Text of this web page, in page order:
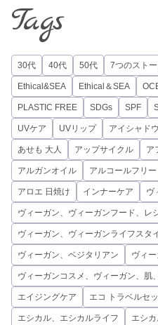
Tags
30代 40代 50代 7つのスト
Ethical&SEA Ethical＆SEA
PLASTIC FREE SDGs SPF
UVケア UVリップ アイシャドウ
あせも 大人 アップサイクル ア
アルガンオイル アルコールフリー
アロエ 日焼け インナーケア ヴ
ヴィーガン、ヴィーガンフード、レ
ヴィーガン、ヴィーガンライフスタ
ヴィーガン、ベジタリアン ヴィ
ヴィーガンコスメ、ヴィーガン、肌
エイジングケア エコ トラベルセ
エシカル、エシカルライフ エシ